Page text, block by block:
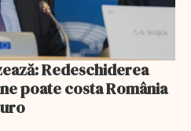
Redeschiderea
poate costa România